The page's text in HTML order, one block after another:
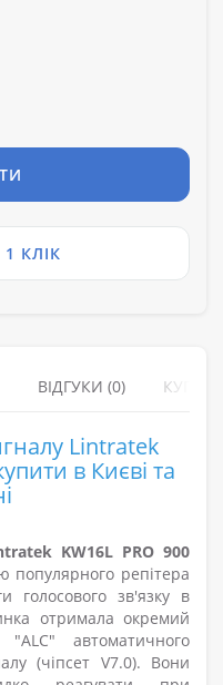
КЛІК
ВІДГУКИ (0)
Lintratek
в Києві та
KW16L PRO 900
популярного репітера
голосового зв'язку в
отримала окремий
автоматичного
(чіпсет V7.0). Вони